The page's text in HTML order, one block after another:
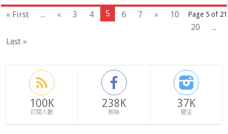
Page 5 of 21
« First ... « 3 4 5 6 7 »
10
20
...
Last »
100K
訂閱人數
238K
粉絲
37K
關注